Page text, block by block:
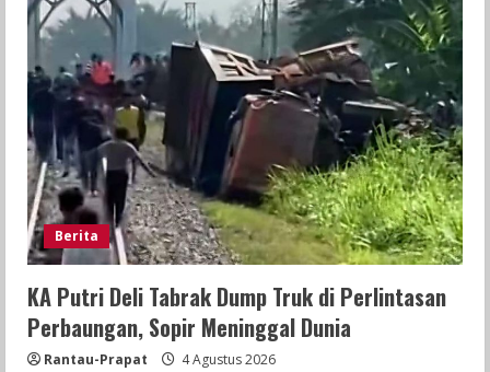
Berita
KA Putri Deli Tabrak Dump Truk di Perlintasan
Perbaungan, Sopir Meninggal Dunia
Rantau-Prapat 4 Agustus 2026